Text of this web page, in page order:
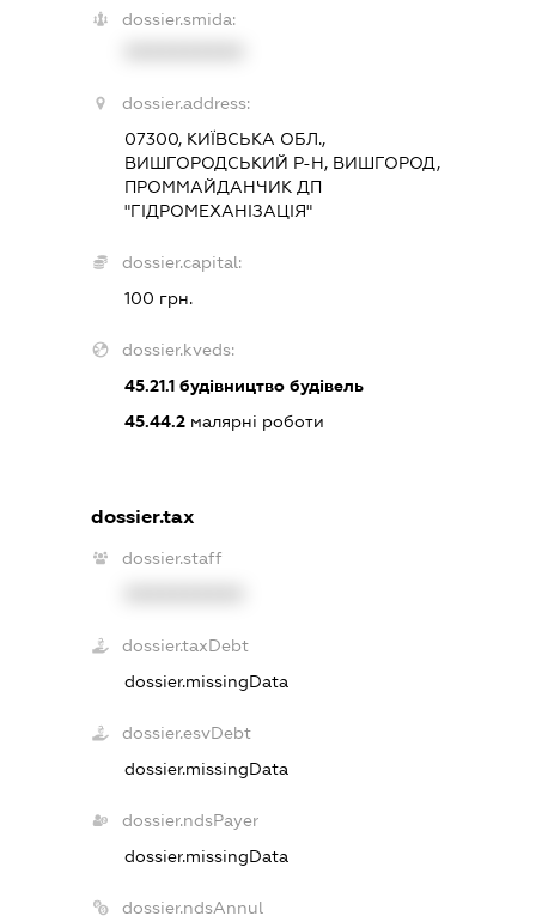
dossier.smida:
dossier.address:
07300, КИЇВСЬКА ОБЛ.,
ВИШГОРОДСЬКИЙ Р-Н, ВИШГОРОД,
ПРОММАЙДАНЧИК ДП
"ГІДРОМЕХАНІЗАЦІЯ"
dossier.capital:
100 грн.
dossier.kveds:
45.21.1 будівництво будівель
45.44.2 малярні роботи
dossier.tax
dossier.staff
dossier.taxDebt
dossier.missingData
dossier.esvDebt
dossier.missingData
dossier.ndsPayer
dossier.missingData
dossier.ndsAnnul